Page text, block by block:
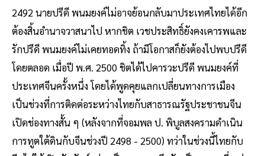
2492 นายปรีดี พนมยงค์ไม่อาจย้อนกลับมาประเทศไทยได้อีก
ต้องสิ้นอำนาจวาสนาไป หากชิต เวชประสิทธิ์ยังคงเคารพและ
รักปรีดี พนมยงค์ไม่เคยทอดทิ้ง ถ้ามีโอกาสก็ยังต้องไปพบปรีดี
โดยตลอด เมื่อปี พ.ศ. 2500 ชิตได้ไปคารวะปรีดี พนมยงค์ที่
ประเทศจีนครั้งหนึ่ง โดยได้พูดคุยแลกเปลี่ยนทางการเมือง
เป็นช่วงที่การติดต่อระหว่างไทยกับสาธารณรัฐประชาชนจีน
เปิดช่องทางสั้น ๆ (หลังจากที่จอมพล ป. พิบูลสงครามดำเนิน
การทูตใต้ดินกับจีนช่วงปี 2498 - 2500) ทว่าในช่วงนี้ไทยกับ